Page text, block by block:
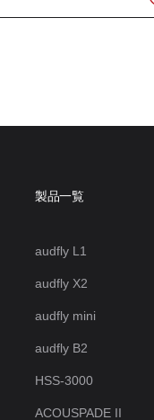
製品一覧
audfly L1
audfly X2
audfly mini
audfly B2
HSS-3000
ACOUSPADE II